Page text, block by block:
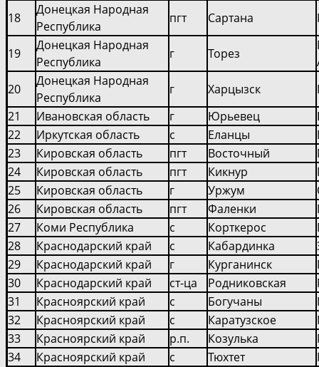
18
Донецкая Народная
Республика
пгт Сартана
19
Донецкая Народная
Республика
г Торез
20
Донецкая Народная
Республика
г Харцызск
21
Ивановская область г Юрьевец
22
Иркутская область с Еланцы
23
Кировская область пгт Восточный
24
Кировская область пгт Кикнур
25
Кировская область г Уржум
26
Кировская область пгт Фаленки
27
Коми Республика с Корткерос
28
Краснодарский край с Кабардинка
29
Краснодарский край г Курганинск
30
Краснодарский край ст-ца Родниковская
31
Красноярский край с Богучаны
32
Красноярский край с Каратузское
33
Красноярский край р.п. Козулька
34
Красноярский край с Тюхтет